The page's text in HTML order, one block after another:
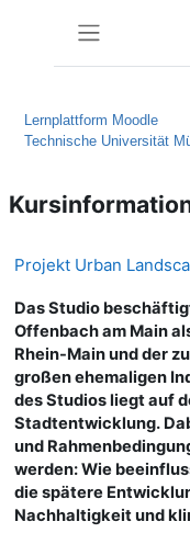
Lernplattform Moodle
Technische Universität
Projekt Urban
Das Studio
Offenbach am Main
Rhein-Main und der
großen ehemaligen
des Studios liegt auf
Stadtentwicklung.
und
werden: Wie
die spätere
Nachhaltigkeit und